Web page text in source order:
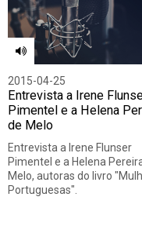
2015-04-25
Entrevista a Irene
Pimentel e a Helena
de Melo
Entrevista a Irene Flunser
Pimentel e a Helena
Melo, autoras do livro
Portuguesas".